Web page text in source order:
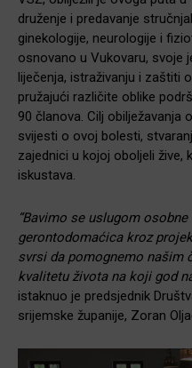
druženje i predavanje
ginekologije, neurologije i
osnovano u Vukovaru, svoje
liječenja, istraživanju i zaštiti
pružajući različite oblike
90 članova. Cilj obilježavanja
svijesti o ovoj bolesti,
zajednici u kojoj oboljeli žive,
iskustava.
“Bavimo se uslugom
gerontodomaćica kroz
svrsi da pomognemo našim
kvalitetu života na koji god
istaknuo je predsjednik
srijemske županije, Zoran